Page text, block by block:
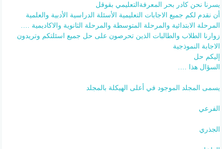
يسرنا نحن كادر بحر المعرفةالتعليمي بقوقل
أن نقدم لكم جميع الاجابات التعليمية الأسئلة الدراسية الأدبية والعلمية
المرحلة الابتدائية والمرحلة المتوسطة والمرحلة الثانوية والاكاديمية ….
زوارنا الطلاب والطالبات الذين تحرصون على حل جميع اسئلتكم وتريدون
الاجابة النموذجية
إليكم حل
السؤال هذا ….
يسمى المجلد الموجود في أعلى الهيكلة بالمجلد
الفرعي
الجذري